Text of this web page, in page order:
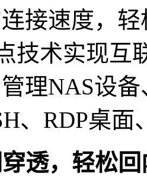
接速度，
技术实现互
理NAS设
、RDP桌
，轻松回